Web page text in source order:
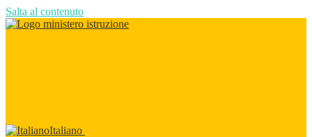
Salta al contenuto
Italiano